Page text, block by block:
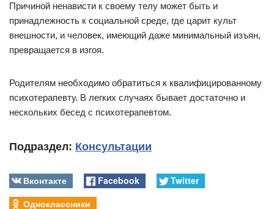
Причиной ненависти к своему телу может быть и
принадлежность к социальной среде, где царит культ
внешности, и человек, имеющий даже минимальный изъян,
превращается в изгоя.
Родителям необходимо обратиться к квалифицированному
психотерапевту. В легких случаях бывает достаточно и
нескольких бесед с психотерапевтом.
Подраздел: Консультации
Вконтакте Facebook
Twitter
Одноклассники